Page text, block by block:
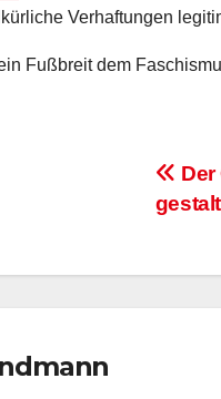
Verhaftungen
Fußbreit dem